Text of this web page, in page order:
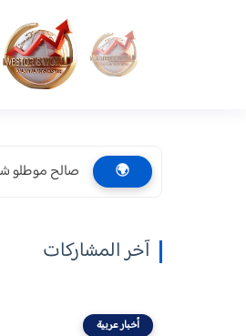
🌍 صالح موطلو
آخر المشاركات
أخبار عربية